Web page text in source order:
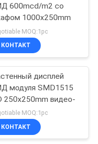
600mcd/m2 со
1000x250mm
MOQ:1pc
КОНТАКТ
дисплей
модуля SMD1515
250x250mm видео-
MOQ:1pc
КОНТАКТ